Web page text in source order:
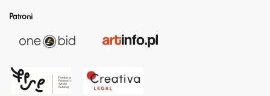
Patroni